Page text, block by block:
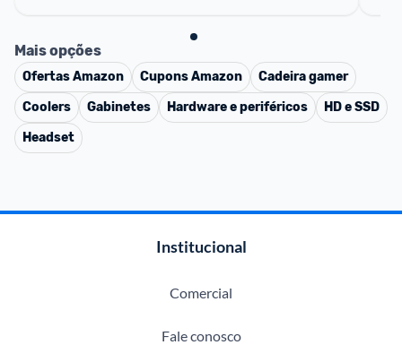
Mais opções
OfertasAmazon CuponsAmazon
Cadeira gamer
Coolers
Gabinetes Hardware e periféricos
HD e SSD
Headset
Institucional
Comercial
Fale conosco